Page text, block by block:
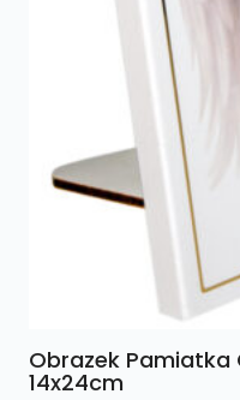
Obrazek Pamiatka
14x24cm